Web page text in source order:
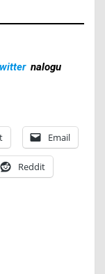
nalogu
Email
Reddit